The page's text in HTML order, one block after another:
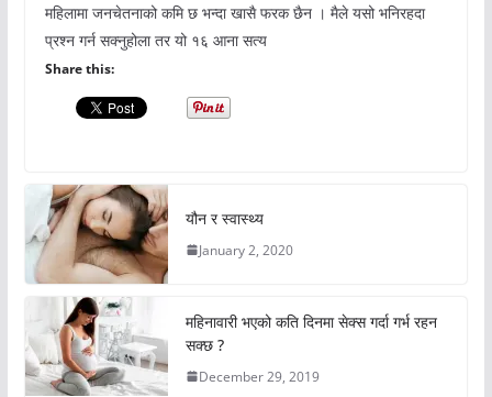
महिलामा जनचेतनाको कमि छ भन्दा खासै फरक छैन । मैले यसो भनिरहदा
प्रश्न गर्न सक्नुहोला तर यो १६ आना सत्य
Share this:
यौन र स्वास्थ्य
January 2, 2020
महिनावारी भएको कति दिनमा सेक्स गर्दा गर्भ रहन
सक्छ ?
December 29, 2019